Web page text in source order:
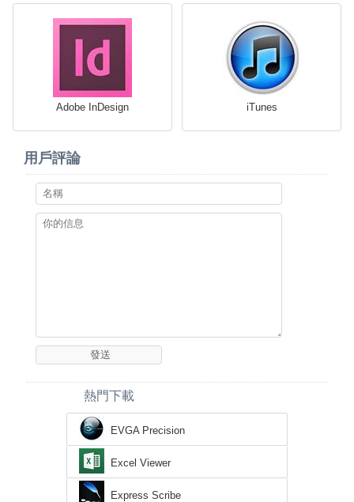
Adobe InDesign iTunes
用戶評論
熱門下載
EVGA Precision
Excel Viewer
Express Scribe